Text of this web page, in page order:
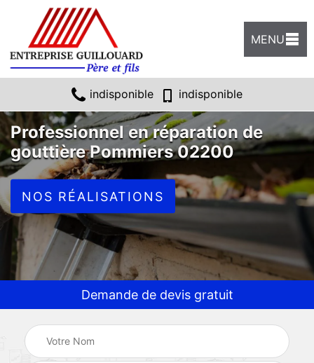
MENU
indisponible indisponible
Professionnel en réparation de
gouttière Pommiers 02200
NOS RÉALISATIONS
Demande de devis gratuit